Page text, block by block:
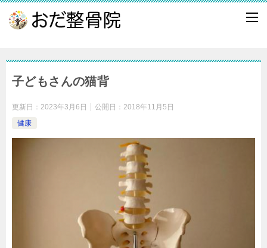
子どもさんの猫背
更新日： 2023年3月6日 公開日： 2018年11月5日
健康